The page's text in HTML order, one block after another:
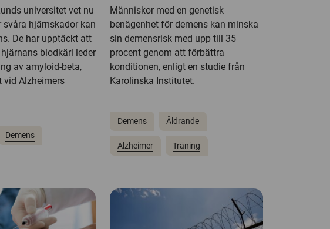
universitet vet nu
svåra hjärnskador kan
De har upptäckt att
blodkärl leder
av amyloid-beta,
vid Alzheimers
Demens
Människor med en genetisk
benägenhet för demens kan minska
sin demensrisk med upp till 35
procent genom att förbättra
konditionen, enligt en studie från
Karolinska Institutet.
Demens Åldrande
Alzheimer Träning